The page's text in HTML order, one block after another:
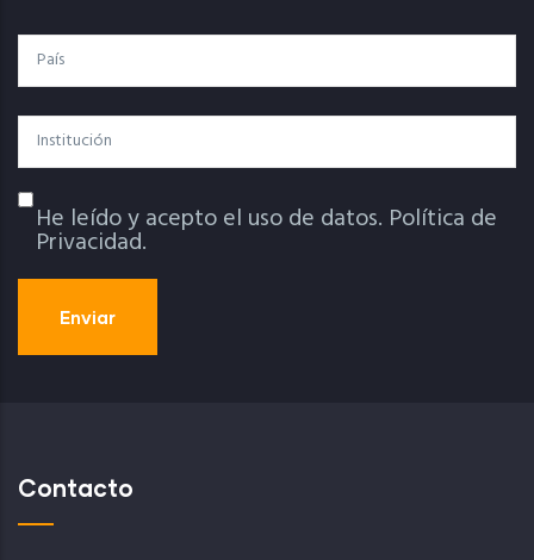
País
Institución
Política De Privacidad
He leído y acepto el uso de datos. Política de
Privacidad.
Contacto